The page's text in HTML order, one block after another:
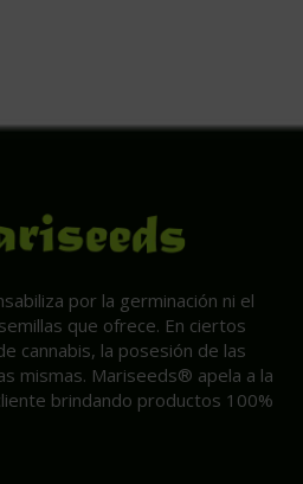
por la germinación ni el
que ofrece. En ciertos
cannabis, la posesión de las
mismas. Mariseeds® apela a la
brindando productos 100%